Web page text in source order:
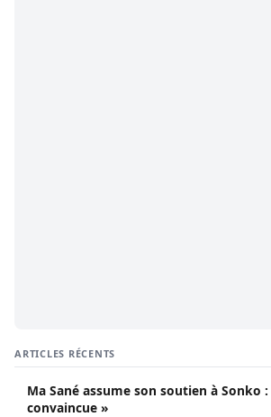
ARTICLES RÉCENTS
Ma Sané assume son soutien à Sonko :
convaincue »